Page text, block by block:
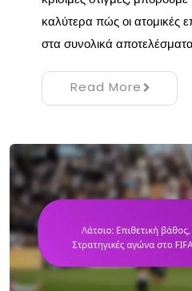
καλύτερα πώς οι ατομικές
στα συνολικά
Read More